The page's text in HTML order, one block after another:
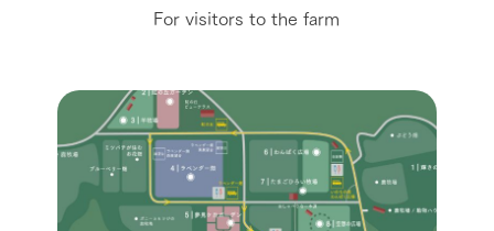
For visitors to the farm